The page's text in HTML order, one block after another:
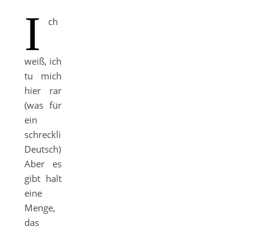
I ch
weiß, ich
tu mich
hier rar
(was für
ein
schreckliches
Deutsch).
Aber es
gibt halt
eine
Menge,
das